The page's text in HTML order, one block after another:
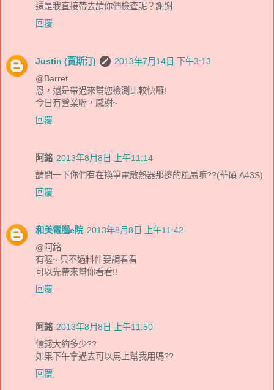
還是我直接帶去請你們檢查呢？謝謝
回覆
Justin (賈斯汀)
2013年7月14日 下午3:13
@Barret
恩，還是帶過來幫您檢測比較快囉!
今日有營業喔，感謝~
回覆
阿銘 2013年8月8日 上午11:14
請問一下你們有在換筆電散熱器那邊的風扇嘛??(華碩 A43S)
回覆
和美電腦e院 2013年8月8日 上午11:42
@阿銘
有喔~ 只不過料件要調看看
可以先帶來幫你看看!!
回覆
阿銘 2013年8月8日 上午11:50
價錢大約多少??
如果下午拿過去可以馬上幫我用嗎??
回覆